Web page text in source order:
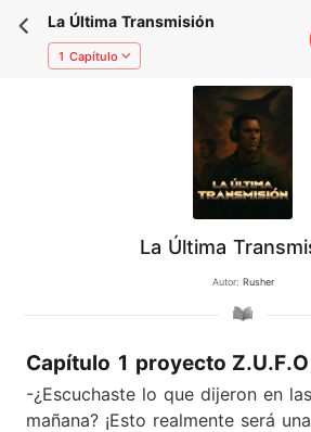
La Última Transmisión
1 Capítulo
La Última
Autor: Rusher
Capítulo 1 proyecto Z.U.F.O
-¿Escuchaste lo que dijeron en
mañana? ¡Esto realmente será